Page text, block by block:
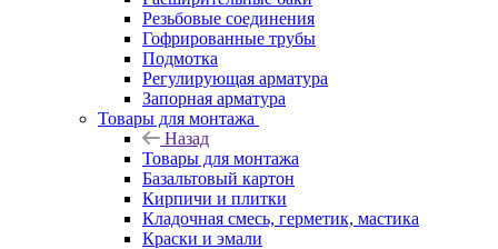
Резьбовые соединения
Гофрированные трубы
Подмотка
Регулирующая арматура
Запорная арматура
Товары для монтажа
Назад
Товары для монтажа
Базальтовый картон
Кирпичи и плитки
Кладочная смесь, герметик, мастика
Краски и эмали